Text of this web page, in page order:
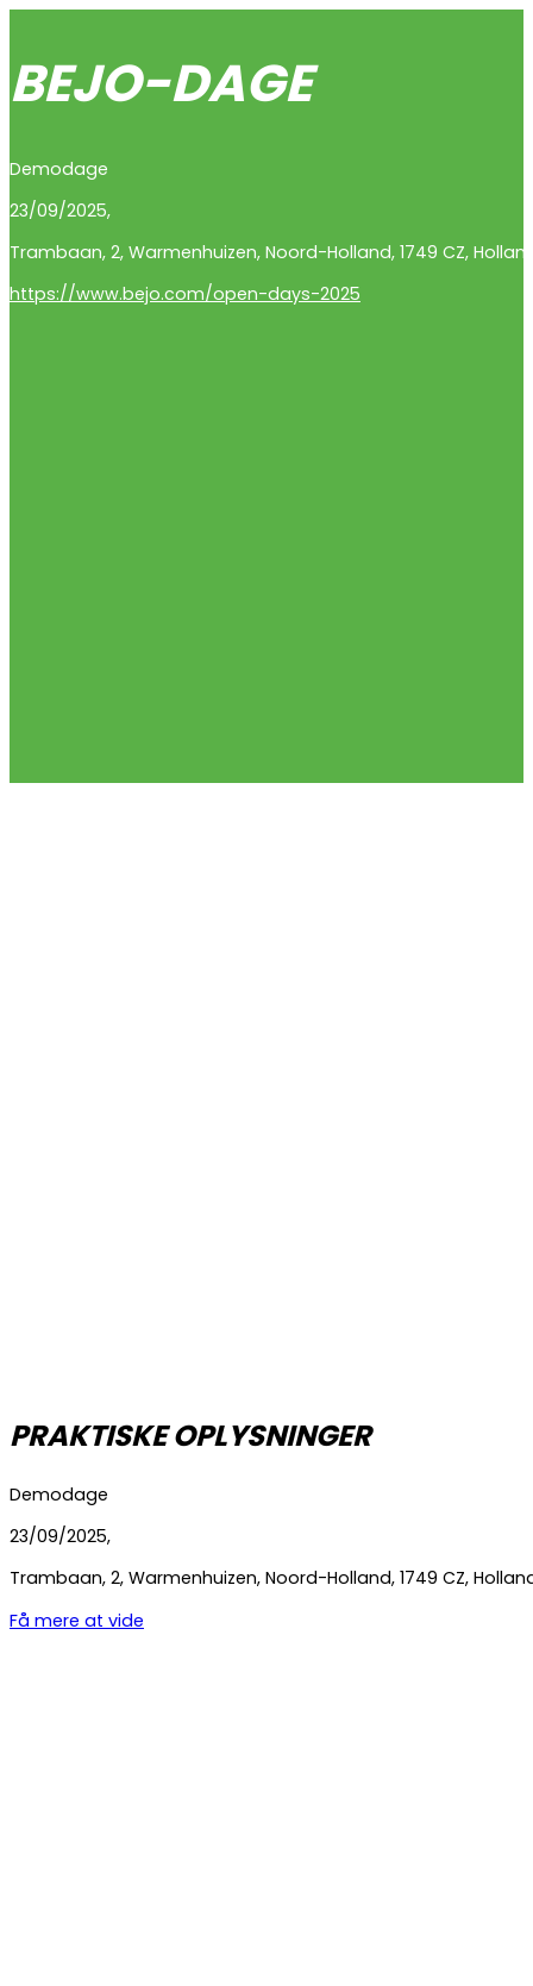
BEJO-DAGE
Demodage
23/09/2025,
Trambaan, 2, Warmenhuizen, Noord-Holland, 1749 CZ,
https://www.bejo.com/open-days-2025
PRAKTISKE OPLYSNINGER
Demodage
23/09/2025,
Trambaan, 2, Warmenhuizen, Noord-Holland, 1749 CZ,
Få mere at vide